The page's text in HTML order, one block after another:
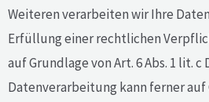
Weiteren verarbeiten wir Ihre
Erfüllung einer rechtlichen
auf Grundlage von Art. 6 Abs. 1 lit. c
Datenverarbeitung kann ferner auf